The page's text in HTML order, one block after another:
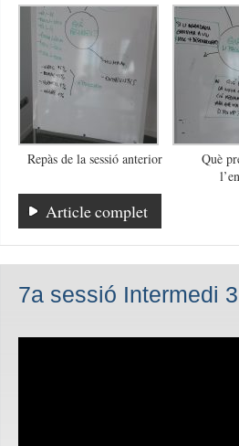
Repàs de la sessió anterior
Què
Article complet
7a sessió Intermedi 3